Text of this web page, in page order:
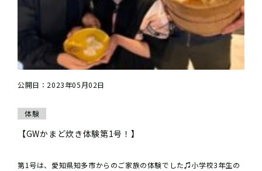
公開日：2023年05月02日
体験
【GWかまど炊き体験第1号！】
第1号は、愛知県知多市からのご家族の体験でした♫小学校3年生の